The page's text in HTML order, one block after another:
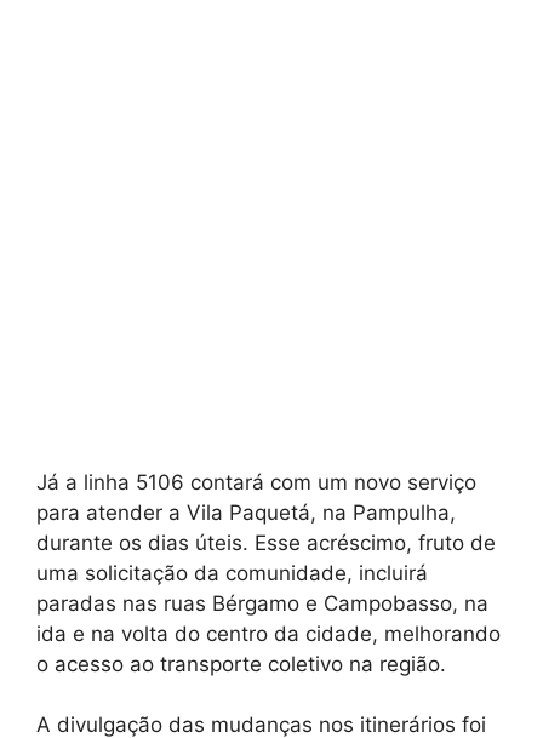
Já a linha 5106 contará com um novo serviço
para atender a Vila Paquetá, na Pampulha,
durante os dias úteis. Esse acréscimo, fruto de
uma solicitação da comunidade, incluirá
paradas nas ruas Bérgamo e Campobasso, na
ida e na volta do centro da cidade, melhorando
o acesso ao transporte coletivo na região.
A divulgação das mudanças nos itinerários foi